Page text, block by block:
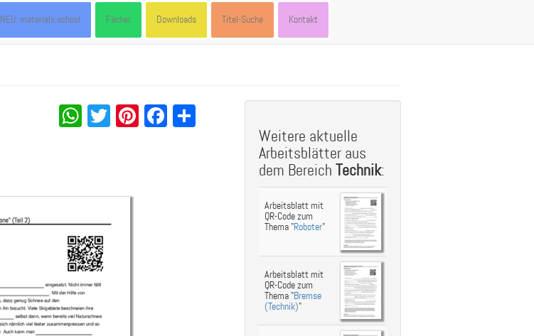
NEU: materials.school Fächer Downloads Titel-Suche Kontakt
WhatsApp
Twitter
Pinterest
Facebook
Share
Weitere aktuelle
Arbeitsblätter aus
dem Bereich Technik:
Arbeitsblatt mit
QR-Code zum
Thema "Roboter"
Arbeitsblatt mit
QR-Code zum
Thema "Bremse
(Technik)"